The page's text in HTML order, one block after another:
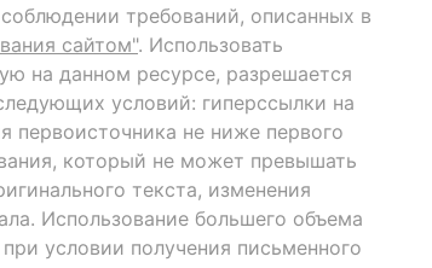
требований, описанных в
сайтом". Использовать
на данном ресурсе, разрешается
условий: гиперссылки на
первоисточника не ниже первого
который не может превышать
текста, изменения
Использование большего объема
условии получения письменного